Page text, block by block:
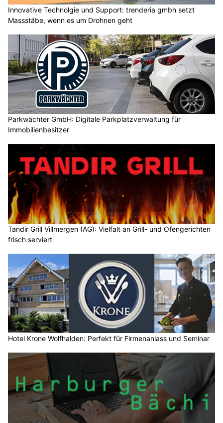
Innovative Technolgie und Support: trenderia gmbh setzt
Massstäbe, wenn es um Drohnen geht
Parkwächter GmbH: Digitale Parkplatzverwaltung für
Immobilienbesitzer
Tandir Grill Villmergen (AG): Vielfalt an Grill- und Ofengerichten
frisch serviert
Hotel Krone Wolfhalden: Perfekt für Firmenanlass und Seminar